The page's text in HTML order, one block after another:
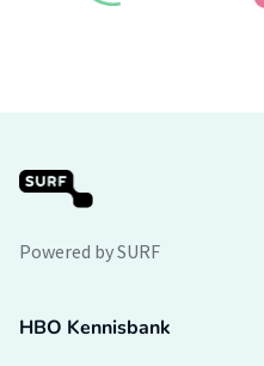
Powered by SURF
HBO Kennisbank